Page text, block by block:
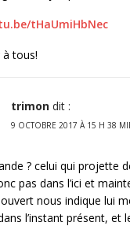
tHaUmiHbNec
tous!
trimon dit :
9 OCTOBRE 2017 À 15 H 38
? celui qui projette
pas dans l’ici et
nous indique lui
l’instant présent, et